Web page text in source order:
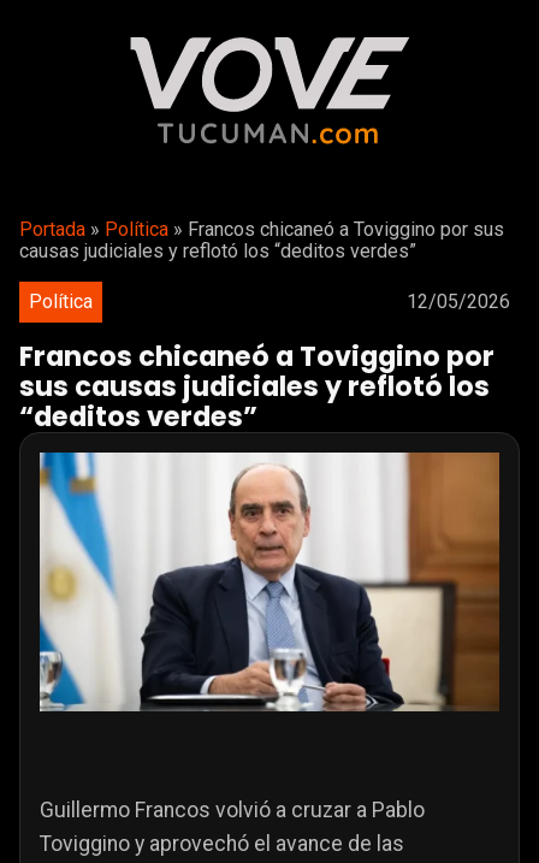
Portada » Política » Francos chicaneó a Toviggino por sus
causas judiciales y reflotó los “deditos verdes”
Política 12/05/2026
Francos chicaneó a Toviggino por
sus causas judiciales y reflotó los
“deditos verdes”
Guillermo Francos volvió a cruzar a Pablo
Toviggino y aprovechó el avance de las